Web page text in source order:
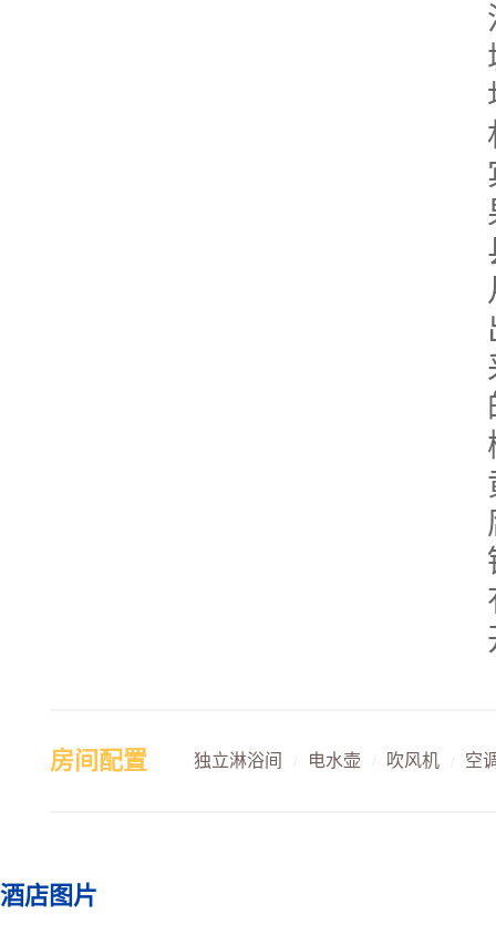
房间配置 独立淋浴间 电水壶 吹风机 空
酒店图片